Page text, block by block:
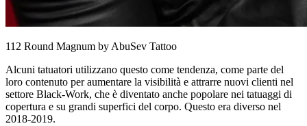
112 Round Magnum by AbuSev Tattoo
Alcuni tatuatori utilizzano questo come tendenza, come parte del
loro contenuto per aumentare la visibilità e attrarre nuovi clienti nel
settore Black-Work, che è diventato anche popolare nei tatuaggi di
copertura e su grandi superfici del corpo. Questo era diverso nel
2018-2019.